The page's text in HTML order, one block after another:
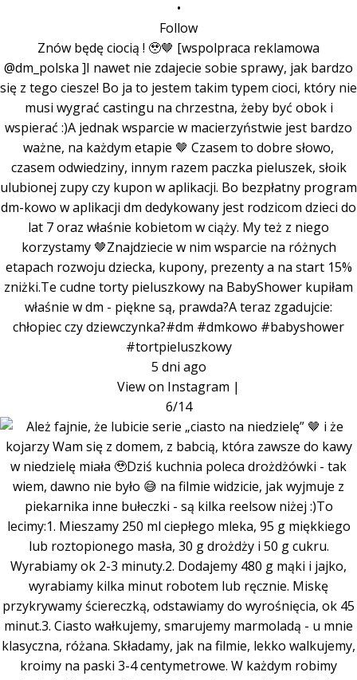
•
Follow
Znów będę ciocią ! 🥹🤎 [wspolpraca reklamowa
@dm_polska ]I nawet nie zdajecie sobie sprawy, jak bardzo
się z tego ciesze! Bo ja to jestem takim typem cioci, który nie
musi wygrać castingu na chrzestna, żeby być obok i
wspierać :)A jednak wsparcie w macierzyństwie jest bardzo
ważne, na każdym etapie 🤎 Czasem to dobre słowo,
czasem odwiedziny, innym razem paczka pieluszek, słoik
ulubionej zupy czy kupon w aplikacji. Bo bezpłatny program
dm-kowo w aplikacji dm dedykowany jest rodzicom dzieci do
lat 7 oraz właśnie kobietom w ciąży. My też z niego
korzystamy 🤎Znajdziecie w nim wsparcie na różnych
etapach rozwoju dziecka, kupony, prezenty a na start 15%
zniżki.Te cudne torty pieluszkowy na BabyShower kupiłam
właśnie w dm - piękne są, prawda?A teraz zgadujcie:
chłopiec czy dziewczynka?#dm #dmkowo #babyshower
#tortpieluszkowy
5 dni ago
View on Instagram |
6/14